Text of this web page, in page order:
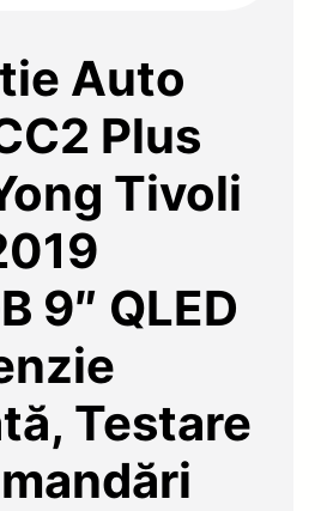
Auto
Plus
Tivoli
9″ QLED
Testare